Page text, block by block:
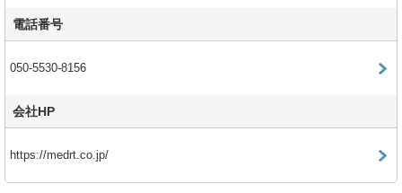
電話番号
050-5530-8156
会社HP
https://medrt.co.jp/